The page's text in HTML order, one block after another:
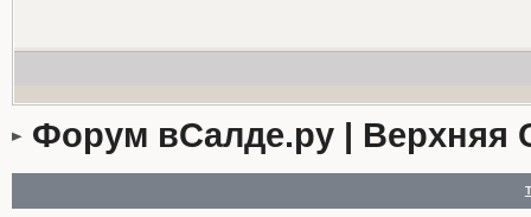
Форум вСалде.ру | Верхняя